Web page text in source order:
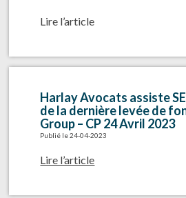
Lire l’article
Harlay Avocats assiste
de la dernière levée de
Group – CP 24 Avril 2023
Publié le 24-04-2023
Lire l’article